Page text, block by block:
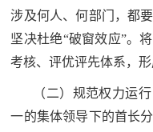
国
防
文
色
涉及何人、何部门，都
坚决杜绝“破窗效应”。
考核、评优评先体系，形
（二）规范权力运
一的集体领导下的首长